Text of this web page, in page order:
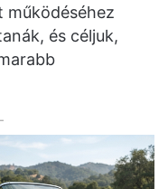
működéséhez
és céljuk,